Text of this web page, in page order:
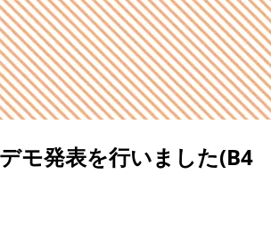
モ発表を行いました(B4